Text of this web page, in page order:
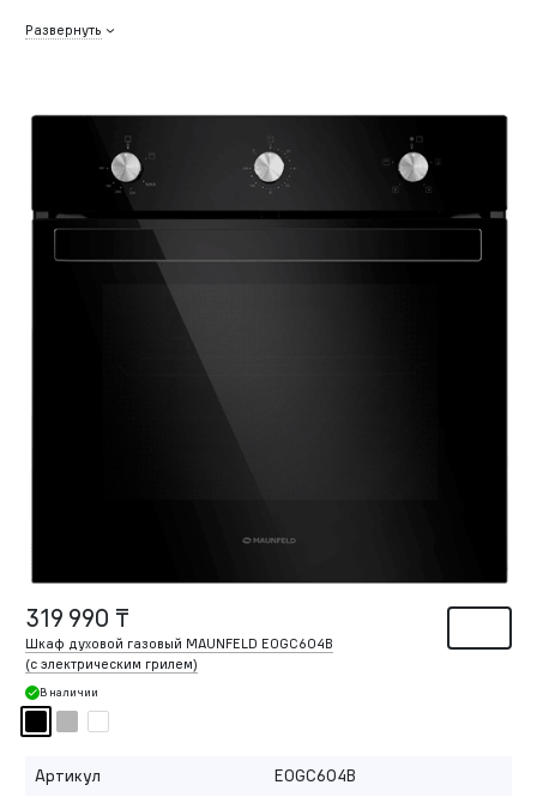
Развернуть
319 990 ₸
Шкаф духовой газовый MAUNFELD EOGC604B
(с электрическим грилем)
В наличии
Артикул
EOGC604B